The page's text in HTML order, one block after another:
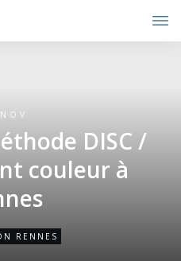
DISC /
couleur à
RENNES